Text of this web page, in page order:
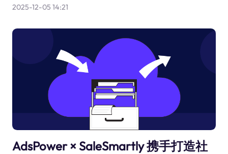
2025-12-05 14:21
AdsPower × SaleSmartly 携手打造社